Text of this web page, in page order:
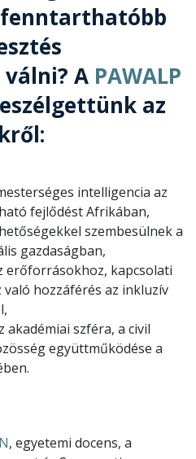
A PAWALP
az
intelligencia az
fejlődést Afrikában,
szembesülnek a
gazdaságban,
erőforrásokhoz, kapcsolati
hozzáférés az inkluzív
akadémiai szféra, a civil
együttműködése a
, egyetemi docens, a